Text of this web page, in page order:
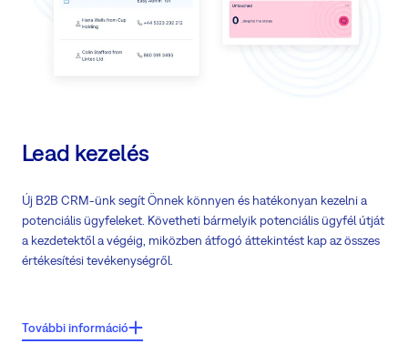
Lead kezelés
Új B2B CRM-ünk segít Önnek könnyen és hatékonyan kezelni a
potenciális ügyfeleket. Követheti bármelyik potenciális ügyfél útját
a kezdetektől a végéig, miközben átfogó áttekintést kap az összes
értékesítési tevékenységről.
További információ